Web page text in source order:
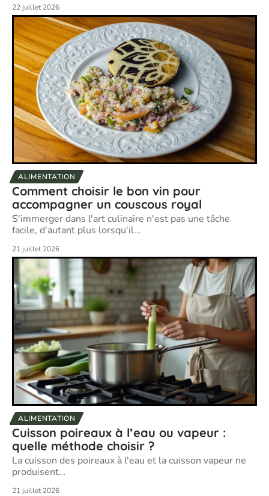
22 juillet 2026
ALIMENTATION
Comment choisir le bon vin pour
accompagner un couscous royal
S'immerger dans l'art culinaire n'est pas une tâche
facile, d'autant plus lorsqu'il…
21 juillet 2026
ALIMENTATION
Cuisson poireaux à l’eau ou vapeur :
quelle méthode choisir ?
La cuisson des poireaux à l'eau et la cuisson vapeur ne
produisent…
21 juillet 2026